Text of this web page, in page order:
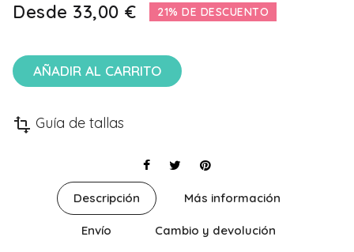
Desde 33,00 € 21% DE DESCUENTO
AÑADIR AL CARRITO
transform Guía de tallas
Descripción Más información
Envío Cambio y devolución